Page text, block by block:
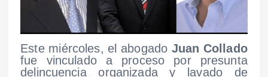
Este miércoles, el abogado Juan Collado
fue vinculado a proceso por presunta
delincuencia organizada y lavado de